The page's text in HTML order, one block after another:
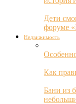
Дети
форуме
Недвижимость
Как
Бани из